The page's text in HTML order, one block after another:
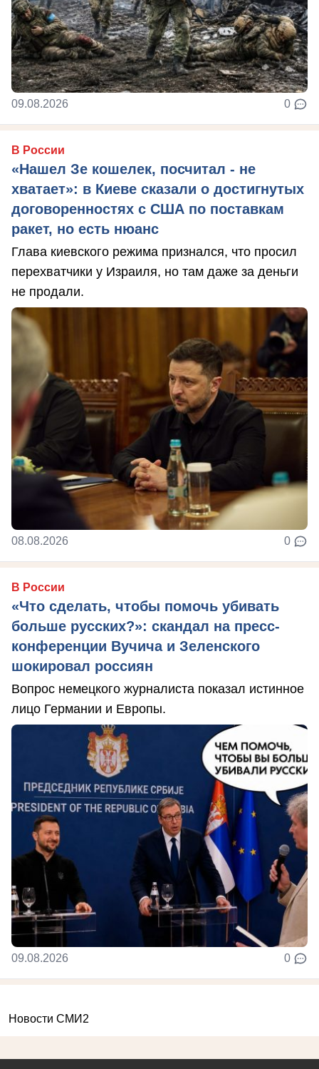
09.08.2026 0
В России
«Нашел Зе кошелек, посчитал - не
хватает»: в Киеве сказали о достигнутых
договоренностях с США по поставкам
ракет, но есть нюанс
Глава киевского режима признался, что просил
перехватчики у Израиля, но там даже за деньги
не продали.
08.08.2026 0
В России
«Что сделать, чтобы помочь убивать
больше русских?»: скандал на пресс-
конференции Вучича и Зеленского
шокировал россиян
Вопрос немецкого журналиста показал истинное
лицо Германии и Европы.
09.08.2026 0
Новости СМИ2